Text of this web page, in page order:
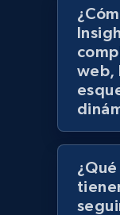
price,
992+
Lazada -
keyword
URL, Title,
price,
web,